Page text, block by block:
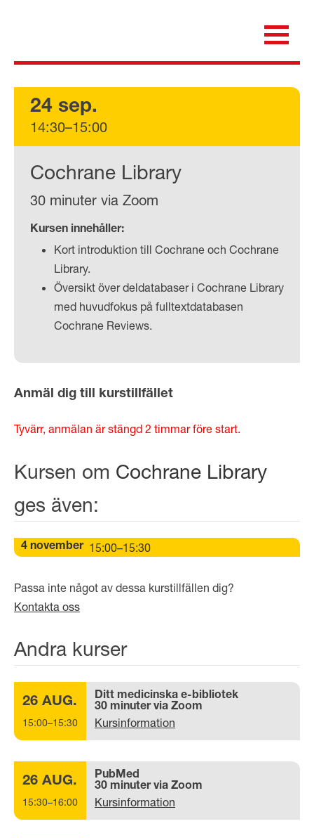
för dig som är anställd inom Region Kalmar län
24 sep.
14:30–15:00
Cochrane Library
30 minuter via Zoom
Kursen innehåller:
Kort introduktion till Cochrane och Cochrane
Library.
Översikt över deldatabaser i Cochrane Library
med huvudfokus på fulltextdatabasen
Cochrane Reviews.
Anmäl dig till kurstillfället
Tyvärr, anmälan är stängd 2 timmar före start.
Kursen om Cochrane Library
ges även:
4 november 15:00–15:30
Passa inte något av dessa kurstillfällen dig?
Kontakta oss
Andra kurser
26 AUG.
15:00–15:30
Ditt medicinska e-bibliotek
30 minuter via Zoom
Kursinformation
26 AUG.
15:30–16:00
PubMed
30 minuter via Zoom
Kursinformation